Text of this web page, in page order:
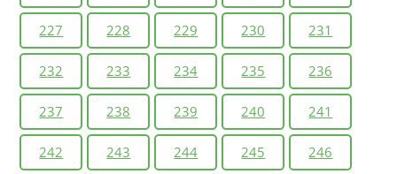
227 228 229 230 231
232 233 234 235 236
237 238 239 240 241
242 243 244 245 246